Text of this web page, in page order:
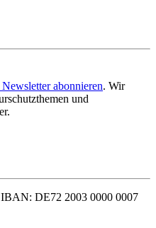
abonnieren. Wir
und
DE72 2003 0000 0007